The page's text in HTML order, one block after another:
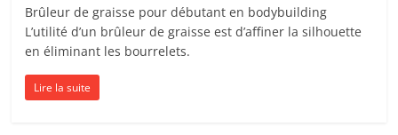
Brûleur de graisse pour débutant en bodybuilding
L’utilité d’un brûleur de graisse est d’affiner la silhouette
en éliminant les bourrelets.
Lire la suite